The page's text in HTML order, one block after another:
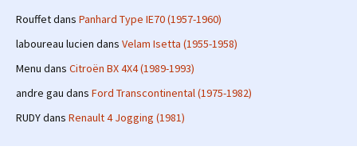
Rouffetdans Panhard Type IE70 (1957-1960)
laboureau lucien dans Velam Isetta (1955-1958)
Menu dans Citroën BX 4X4 (1989-1993)
andre gau dans Ford Transcontinental (1975-1982)
RUDYdans Renault 4 Jogging (1981)